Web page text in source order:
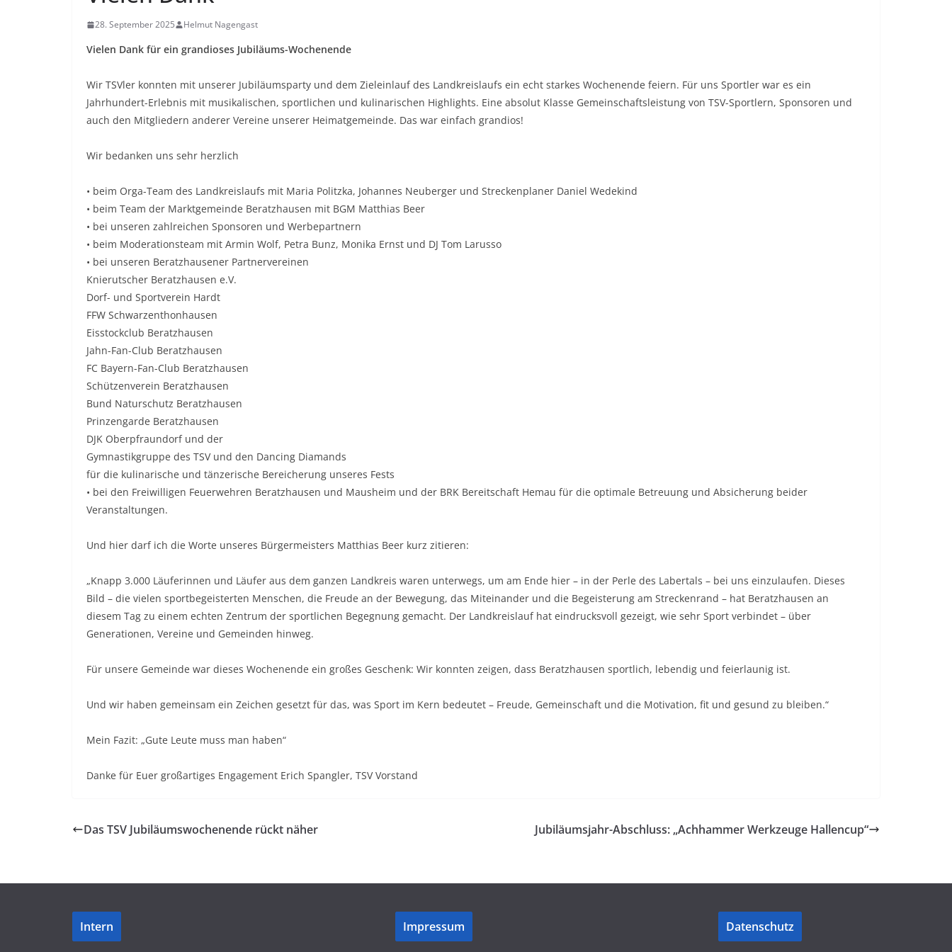
28. September 2025 Helmut Nagengast
Vielen Dank für ein grandioses Jubiläums-Wochenende
Wir TSVler konnten mit unserer Jubiläumsparty und dem Zieleinlauf des Landkreislaufs ein echt starkes Wochenende feiern. Für uns Sportler war es ein
Jahrhundert-Erlebnis mit musikalischen, sportlichen und kulinarischen Highlights. Eine absolut Klasse Gemeinschaftsleistung von TSV-Sportlern, Sponsoren und
auch den Mitgliedern anderer Vereine unserer Heimatgemeinde. Das war einfach grandios!
Wir bedanken uns sehr herzlich
• beim Orga-Team des Landkreislaufs mit Maria Politzka, Johannes Neuberger und Streckenplaner Daniel Wedekind
• beim Team der Marktgemeinde Beratzhausen mit BGM Matthias Beer
• bei unseren zahlreichen Sponsoren und Werbepartnern
• beim Moderationsteam mit Armin Wolf, Petra Bunz, Monika Ernst und DJ Tom Larusso
• bei unseren Beratzhausener Partnervereinen
Knierutscher Beratzhausen e.V.
Dorf- und Sportverein Hardt
FFW Schwarzenthonhausen
Eisstockclub Beratzhausen
Jahn-Fan-Club Beratzhausen
FC Bayern-Fan-Club Beratzhausen
Schützenverein Beratzhausen
Bund Naturschutz Beratzhausen
Prinzengarde Beratzhausen
DJK Oberpfraundorf und der
Gymnastikgruppe des TSV und den Dancing Diamands
für die kulinarische und tänzerische Bereicherung unseres Fests
• bei den Freiwilligen Feuerwehren Beratzhausen und Mausheim und der BRK Bereitschaft Hemau für die optimale Betreuung und Absicherung beider
Veranstaltungen.
Und hier darf ich die Worte unseres Bürgermeisters Matthias Beer kurz zitieren:
„Knapp 3.000 Läuferinnen und Läufer aus dem ganzen Landkreis waren unterwegs, um am Ende hier – in der Perle des Labertals – bei uns einzulaufen. Dieses
Bild – die vielen sportbegeisterten Menschen, die Freude an der Bewegung, das Miteinander und die Begeisterung am Streckenrand – hat Beratzhausen an
diesem Tag zu einem echten Zentrum der sportlichen Begegnung gemacht. Der Landkreislauf hat eindrucksvoll gezeigt, wie sehr Sport verbindet – über
Generationen, Vereine und Gemeinden hinweg.
Für unsere Gemeinde war dieses Wochenende ein großes Geschenk: Wir konnten zeigen, dass Beratzhausen sportlich, lebendig und feierlaunig ist.
Und wir haben gemeinsam ein Zeichen gesetzt für das, was Sport im Kern bedeutet – Freude, Gemeinschaft und die Motivation, fit und gesund zu bleiben.“
Mein Fazit: „Gute Leute muss man haben“
Danke für Euer großartiges Engagement Erich Spangler, TSV Vorstand
Das TSV Jubiläumswochenende rückt näher Jubiläumsjahr-Abschluss: „Achhammer Werkzeuge Hallencup“
Intern Impressum Datenschutz